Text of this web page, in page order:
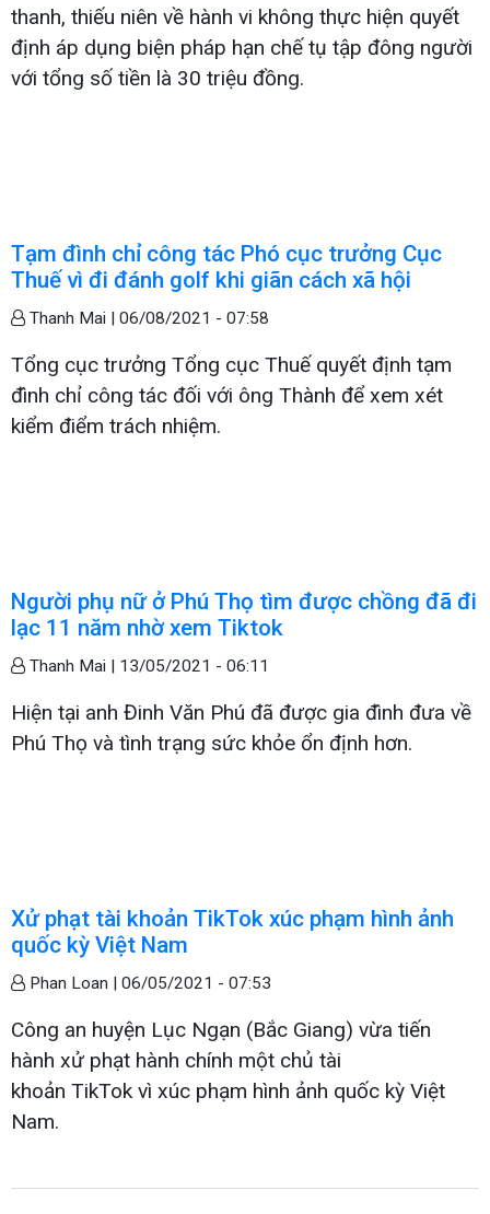
thanh, thiếu niên về hành vi không thực hiện quyết
định áp dụng biện pháp hạn chế tụ tập đông người
với tổng số tiền là 30 triệu đồng.
Tạm đình chỉ công tác Phó cục trưởng Cục
Thuế vì đi đánh golf khi giãn cách xã hội
Thanh Mai | 06/08/2021 - 07:58
Tổng cục trưởng Tổng cục Thuế quyết định tạm
đình chỉ công tác đối với ông Thành để xem xét
kiểm điểm trách nhiệm.
Người phụ nữ ở Phú Thọ tìm được chồng đã đi
lạc 11 năm nhờ xem Tiktok
Thanh Mai | 13/05/2021 - 06:11
Hiện tại anh Đinh Văn Phú đã được gia đình đưa về
Phú Thọ và tình trạng sức khỏe ổn định hơn.
Xử phạt tài khoản TikTok xúc phạm hình ảnh
quốc kỳ Việt Nam
Phan Loan | 06/05/2021 - 07:53
Công an huyện Lục Ngạn (Bắc Giang) vừa tiến
hành xử phạt hành chính một chủ tài
khoản TikTok vì xúc phạm hình ảnh quốc kỳ Việt
Nam.